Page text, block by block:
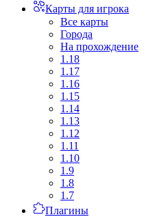
Карты для игрока
Все карты
Города
На прохождение
1.18
1.17
1.16
1.15
1.14
1.13
1.12
1.11
1.10
1.9
1.8
1.7
Плагины